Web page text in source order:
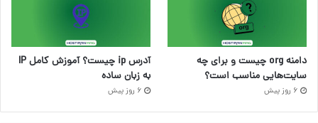
دامنه org چیست و برای چه
سایت‌هایی مناسب است؟
6 روز پیش
آدرس ip چیست؟ آموزش کامل IP
به زبان ساده
6 روز پیش